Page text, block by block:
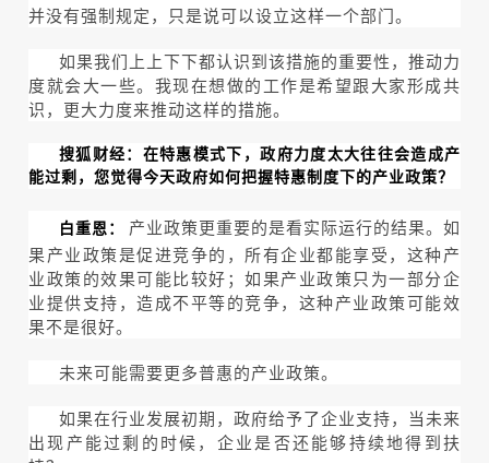
并没有强制规定，只是说可以设立这样一个部门。
如果我们上上下下都认识到该措施的重要性，推动力
度就会大一些。我现在想做的工作是希望跟大家形成共
识，更大力度来推动这样的措施。
搜狐财经：在特惠模式下，政府力度太大往往会造成产
能过剩，您觉得今天政府如何把握特惠制度下的产业政策？
白重恩：
产业政策更重要的是看实际运行的结果。如
果产业政策是促进竞争的，所有企业都能享受，这种产
业政策的效果可能比较好；如果产业政策只为一部分企
业提供支持，造成不平等的竞争，这种产业政策可能效
果不是很好。
未来可能需要更多普惠的产业政策。
如果在行业发展初期，政府给予了企业支持，当未来
出现产能过剩的时候，企业是否还能够持续地得到扶